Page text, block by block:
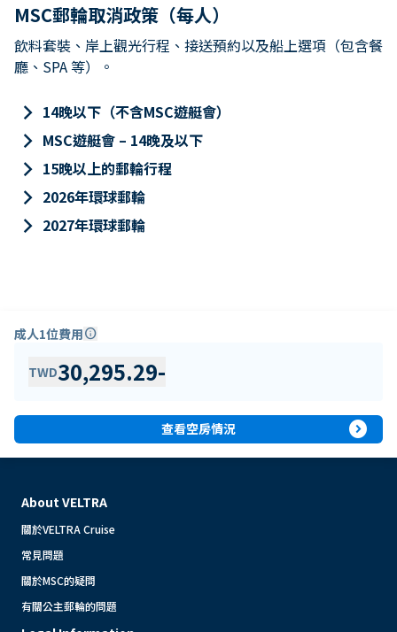
MSC郵輪取消政策（每人）
飲料套裝、岸上觀光行程、接送預約以及船上選項（包含餐
廳、SPA 等）。
keyboard_arrow_right 14晚以下（不含MSC遊艇會）
keyboard_arrow_right MSC遊艇會 – 14晚及以下
keyboard_arrow_right 15晚以上的郵輪行程
keyboard_arrow_right 2026年環球郵輪
keyboard_arrow_right 2027年環球郵輪
成人1位費用info
TWD30,295.29-
查看空房情況 expand_circle_right
About VELTRA
關於VELTRA Cruise
常見問題
關於MSC的疑問
有關公主郵輪的問題